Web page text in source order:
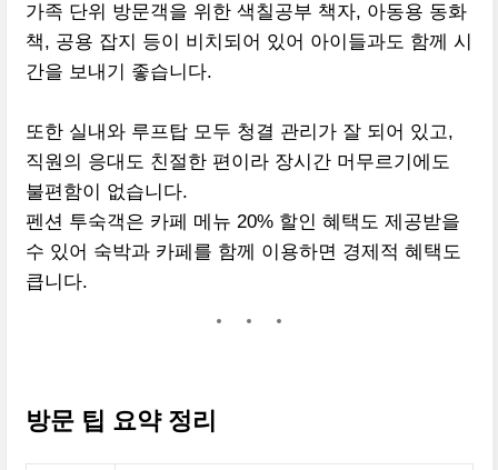
가족 단위 방문객을 위한 색칠공부 책자, 아동용 동화
책, 공용 잡지 등이 비치되어 있어 아이들과도 함께 시
간을 보내기 좋습니다.
또한 실내와 루프탑 모두 청결 관리가 잘 되어 있고,
직원의 응대도 친절한 편이라 장시간 머무르기에도
불편함이 없습니다.
펜션 투숙객은 카페 메뉴 20% 할인 혜택도 제공받을
수 있어 숙박과 카페를 함께 이용하면 경제적 혜택도
큽니다.
방문 팁 요약 정리